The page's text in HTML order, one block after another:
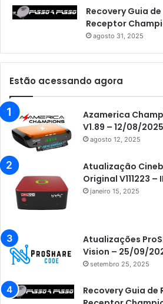
Recovery Guia
Receptor
agosto 31, 2025
Estão acessando agora
Azamerica
V1.89 – 12/08/2025
agosto 12, 2025
Atualização
Original V111223 –
janeiro 15, 2025
Atualizações
Vision – 25/09/
setembro 25, 2025
Recovery Guia